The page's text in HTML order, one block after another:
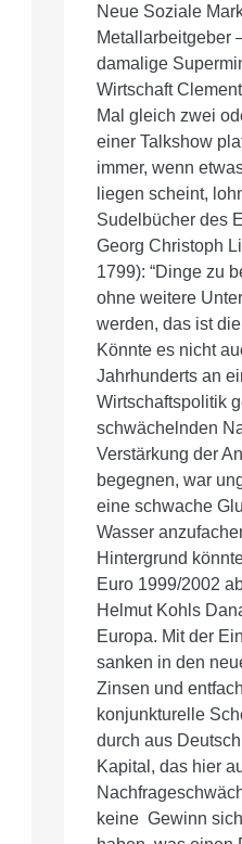
Neue Soziale
Metallarbeitgeber
damalige
Wirtschaft
Mal gleich zwei
einer Talkshow
immer, wenn
liegen scheint,
Sudelbücher des
Georg Christoph
1799): “Dinge zu
ohne weitere
werden, das ist
Könnte es nicht
Jahrhunderts an
Wirtschaftspolitik
schwächelnden
Verstärkung der
begegnen, war
eine schwache
Wasser
Hintergrund
Euro 1999/2002
Helmut Kohls
Europa. Mit der
sanken in den
Zinsen und
konjunkturelle
durch aus
Kapital, das hier
keine Gewinn